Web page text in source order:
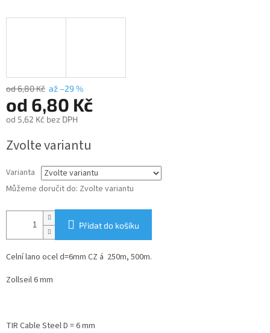
od 6,80 Kč až –29 %
od 6,80 Kč
od 5,62 Kč bez DPH
cena:
Zvolte variantu
Varianta
Můžeme doručit do: Zvolte variantu
Přidat do košíku
Celní lano ocel d=6mm CZ á 250m, 500m.
Zollseil 6 mm
TIR Cable Steel D = 6 mm